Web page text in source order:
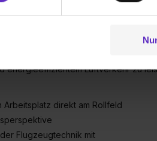
Fall sowie bei der separaten
zulassen, triff deine
Platzierung von Cookies der
die Einwilligung zur Übermittlung
angemessenes
, Herstellungs- und Instand-
Entwicklung und Fertigung einer
die Vision und den Anspruch, den
energieeffizientem Luftverkehr zu
Arbeitsplatz direkt am Rollfeld
Flugzeugtechnik mit